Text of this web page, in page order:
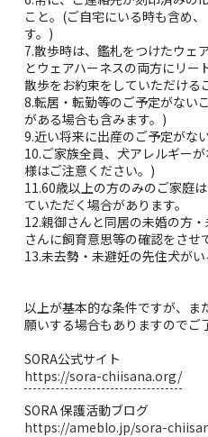
こと。(ご自宅にいる時も含め
す。)
7.散歩時は、鑑札をつけたウェ
とウェアハーネスの両方にリ
散歩をお約束をしていただける
8.転居・転勤等のご予定がない
がある場合も含みます。)
9.近い将来に出産のご予定がない
10.ご家族全員、犬アレルギー
様はご注意ください。)
11.60歳以上の方のみのご家庭
ていただく場合があります。
12.親御さんと同居の未婚の方
さんに飼育意思等の確認をさせ
13.未去勢・未避妊の先住犬がい
以上が基本的な条件ですが、
願いする場合もありますのでご
SORA公式サイト
https://sora-chiisana.org/
SORA 保護活動ブログ
https://ameblo.jp/sora-